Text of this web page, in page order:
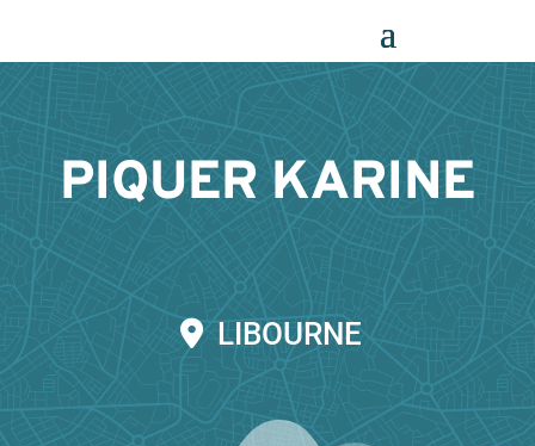
PIQUER KARINE
LIBOURNE